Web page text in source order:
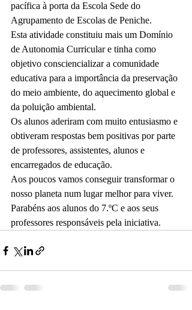
pacífica à porta da Escola Sede do
Agrupamento de Escolas de Peniche.
Esta atividade constituiu mais um Domínio
de Autonomia Curricular e tinha como
objetivo consciencializar a comunidade
educativa para a importância da preservação
do meio ambiente, do aquecimento global e
da poluição ambiental.
Os alunos aderiram com muito entusiasmo e
obtiveram respostas bem positivas por parte
de professores, assistentes, alunos e
encarregados de educação.
Aos poucos vamos conseguir transformar o
nosso planeta num lugar melhor para viver.
Parabéns aos alunos do 7.ºC e aos seus
professores responsáveis pela iniciativa.